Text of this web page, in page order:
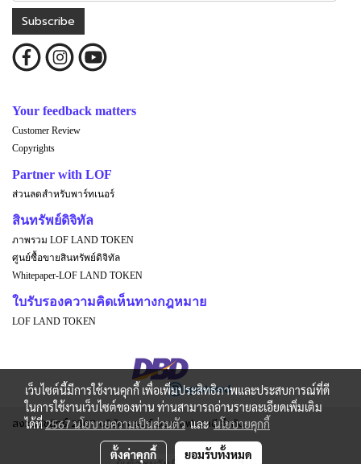
Subscribe
Your feedback matters
Customer Review
Copyrights
Partner with LOF
ส่วนลดสำหรับพาร์ทเนอร์
สินทรัพย์ดิจิทัล
ภาพรวม LOF LAND TOKEN
ศูนย์ซื้อขายสินทรัพย์ดิจิทัล
Whitepaper-LOF LAND TOKEN
ใบรับรองความคิดเห็นทางกฎหมาย
LOF LAND TOKEN
สงวนลิขสิทธิ์ 2567 บริษัท แลนด์ ออฟ แฟนตาซี จำกัด
เว็บไซต์นี้มีการใช้งานคุกกี้ เพื่อเพิ่มประสิทธิภาพและประสบการณ์ที่ดี
ในการใช้งานเว็บไซต์ของท่าน ท่านสามารถอ่านรายละเอียดเพิ่มเติม
ได้ที่2567 นโยบายความเป็นส่วนตัวและนโยบายคุกกี้
ตั้งค่าคุกกี้ ยอมรับทั้งหมด